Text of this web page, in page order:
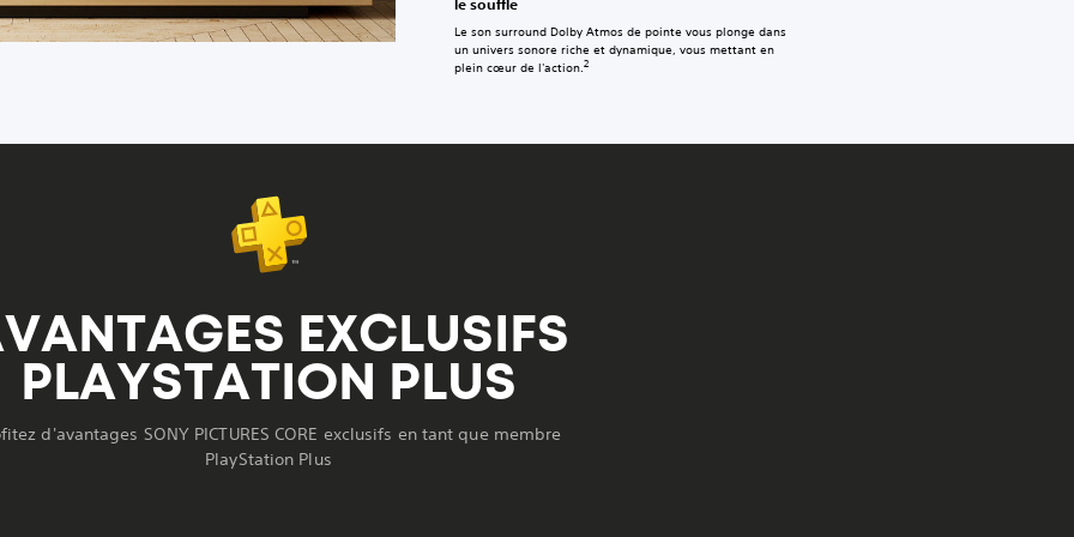
Le son surround Dolby Atmos de pointe vous plonge dans
un univers sonore riche et dynamique, vous mettant en
plein cœur de l'action.2
EXCLUSIFS
PLAYSTATION PLUS
d'avantages SONY PICTURES CORE exclusifs en tant que membre
PlayStation Plus